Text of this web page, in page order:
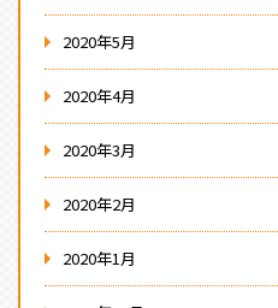
2020年5月
2020年4月
2020年3月
2020年2月
2020年1月